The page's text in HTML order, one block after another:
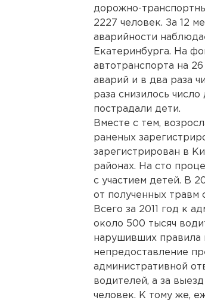
дорожно-
2227 человек. За 12
аварийности
Екатеринбурга. На
автотранспорта на
аварий и в два раза
раза снизилось
пострадали дети.
Вместе с тем,
раненых
зарегистрирован в
районах. На сто
с участием детей. В
от полученных травм
Всего за 2011 год к
около 500 тысяч
нарушивших правила
непредоставление
административной
водителей, а за
человек. К тому же,